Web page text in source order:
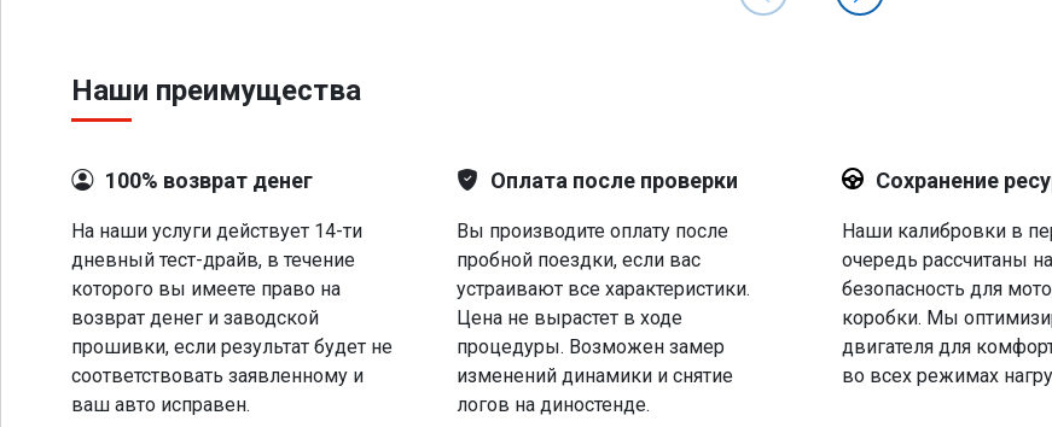
Наши преимущества
100% возврат денег
На наши услуги действует 14-ти
дневный тест-драйв, в течение
которого вы имеете право на
возврат денег и заводской
прошивки, если результат будет не
соответствовать заявленному и
ваш авто исправен.
Оплата после проверки
Вы производите оплату после
пробной поездки, если вас
устраивают все характеристики.
Цена не вырастет в ходе
процедуры. Возможен замер
изменений динамики и снятие
логов на диностенде.
Сохранение
Наши калибровки в
очередь рассчитаны на
безопасность для
коробки. Мы
двигателя для
во всех режимах